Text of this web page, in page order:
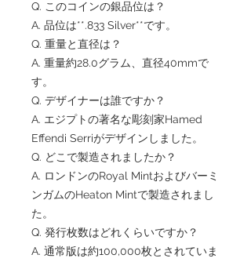
Q. このコインの銀品位は？
A. 品位は**.833 Silver**です。
Q. 重量と直径は？
A. 重量約28.0グラム、直径40mmで
す。
Q. デザイナーは誰ですか？
A. エジプトの著名な彫刻家Hamed
Effendi Serriがデザインしました。
Q. どこで製造されましたか？
A. ロンドンのRoyal Mintおよびバーミ
ンガムのHeaton Mintで製造されまし
た。
Q. 発行枚数はどれくらいですか？
A. 通常版は約100,000枚とされていま